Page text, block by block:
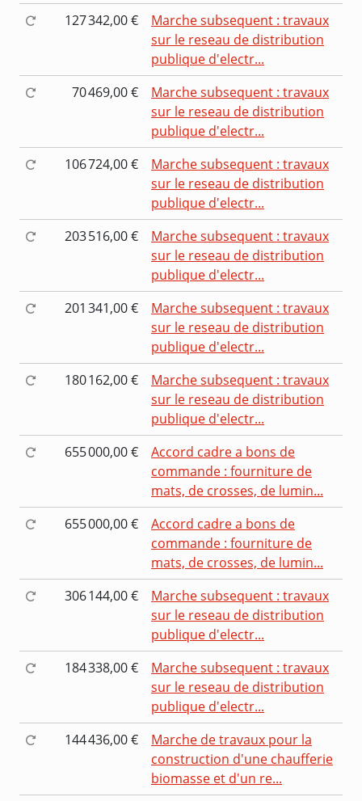
127 342,00 €
Marche subsequent : travaux
sur le reseau de distribution
publique d'electr...
70 469,00 €
Marche subsequent : travaux
sur le reseau de distribution
publique d'electr...
106 724,00 €
Marche subsequent : travaux
sur le reseau de distribution
publique d'electr...
203 516,00 €
Marche subsequent : travaux
sur le reseau de distribution
publique d'electr...
201 341,00 €
Marche subsequent : travaux
sur le reseau de distribution
publique d'electr...
180 162,00 €
Marche subsequent : travaux
sur le reseau de distribution
publique d'electr...
655 000,00 €
Accord cadre a bons de
commande : fourniture de
mats, de crosses, de lumin...
655 000,00 €
Accord cadre a bons de
commande : fourniture de
mats, de crosses, de lumin...
306 144,00 €
Marche subsequent : travaux
sur le reseau de distribution
publique d'electr...
184 338,00 €
Marche subsequent : travaux
sur le reseau de distribution
publique d'electr...
144 436,00 €
Marche de travaux pour la
construction d'une chaufferie
biomasse et d'un re...